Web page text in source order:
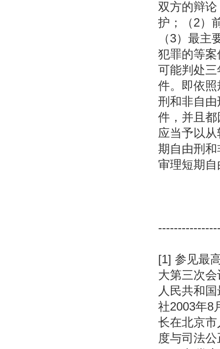
双方的辩
护；（2）
（3）最
犯罪的等
可能判处
件。即依
刑和非自
件，并且
应当予以
期自由刑
审理短期
[1] 参见最
大第三次
人民共和
社2003年8
长在北京
度与司法